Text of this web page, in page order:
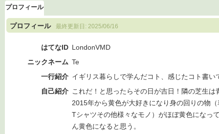
プロフィール
プロフィール 最終更新日: 2025/06/16
はてなID LondonVMD
ニックネーム Te
一行紹介 イギリス暮らしで学んだコト、感じたコト書い
自己紹介 これだ！と思ったらその日が吉日！隣の芝生
2015年から黄色が大好きになり身の回りの物
Tシャツその他様々なモノ）がほぼ黄色になっ
ん黄色になると思う。